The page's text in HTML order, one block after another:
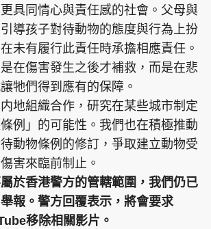
具同情心與責任感的社會。父母與
導孩子對待動物的態度與行為上扮
未有履行此責任時承擔相應責任。
在傷害發生之後才補救，而是在悲
牠們得到應有的保障。
地組織合作，研究在某些城市制定
條例」的可能性。我們也在積極推動
動物條例的修訂，爭取建立動物受
害來臨前制止。
於香港警方的管轄範圍，我們仍已
報。警方回覆表示，將會要求
移除相關影片。